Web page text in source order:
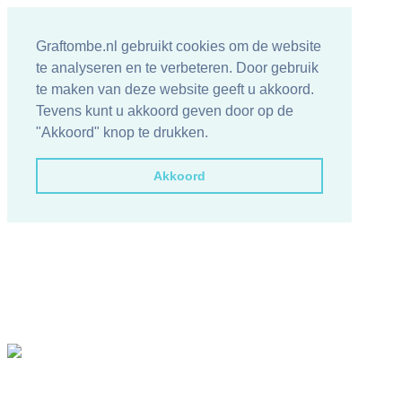
Graftombe.nl gebruikt cookies om de website
te analyseren en te verbeteren. Door gebruik
te maken van deze website geeft u akkoord.
Tevens kunt u akkoord geven door op de
"Akkoord" knop te drukken.
Akkoord